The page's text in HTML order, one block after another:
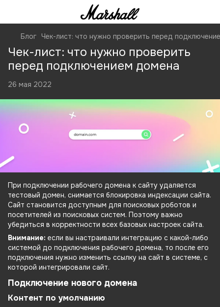
Блог Чек-лист: что нужно проверить перед
Чек-лист: что нужно проверить
перед подключением домена
26 мая 2022
При подключении рабочего домена к сайту удаляется
тестовый домен, снимается блокировка индексации сайта.
Сайт становится доступным для поисковых роботов и
посетителей из поисковых систем. Поэтому важно
убедиться в корректности всех базовых настроек сайта.
Внимание: если вы настраивали интеграцию с какой-либо
системой до подключения рабочего домена, то после его
подключения нужно изменить ссылку на сайт в системе, с
которой интегрировали сайт.
Подключение нового домена
Контент по умолчанию